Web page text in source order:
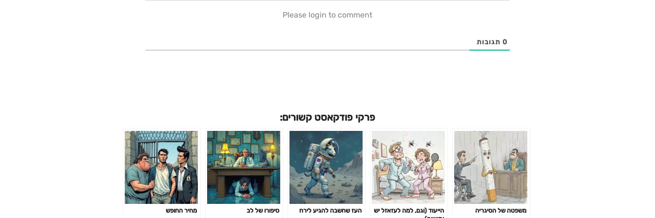
Please login to comment
0 תגובות
פרקי פודקאסט קשורים:
משפטה של הסיגריה
הייעוד (וגם, למה לעזאזל יש
העז שחשבה להגיע לירח סיפורו של לב מחיר החופש